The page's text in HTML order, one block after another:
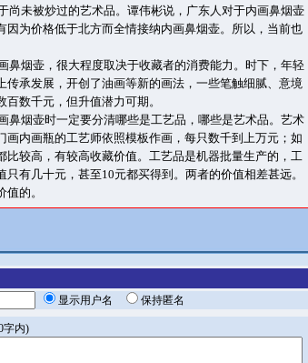
尚未被炒过的艺术品。谭伟彬说，广东人对于内画鼻烟壶
因为价格低于北方而全情接纳内画鼻烟壶。所以，当前也
鼻烟壶，很大程度取决于收藏者的消费能力。时下，年轻
传承发展，开创了油画等新的画法，一些笔触细腻、意境
数千元，但升值潜力可期。
鼻烟壶时一定要分清哪些是工艺品，哪些是艺术品。艺术
画内画瓶的工艺师依照模板作画，每只数千到上万元；如
比较高，有较高收藏价值。工艺品是机器批量生产的，工
有几十元，甚至10元都买得到。两者的价值相差甚远。
的。
显示用户名 保持匿名
字内)